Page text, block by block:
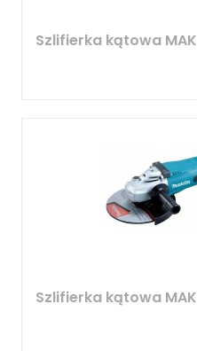
Szlifierka kątowa
Szlifierka kątowa